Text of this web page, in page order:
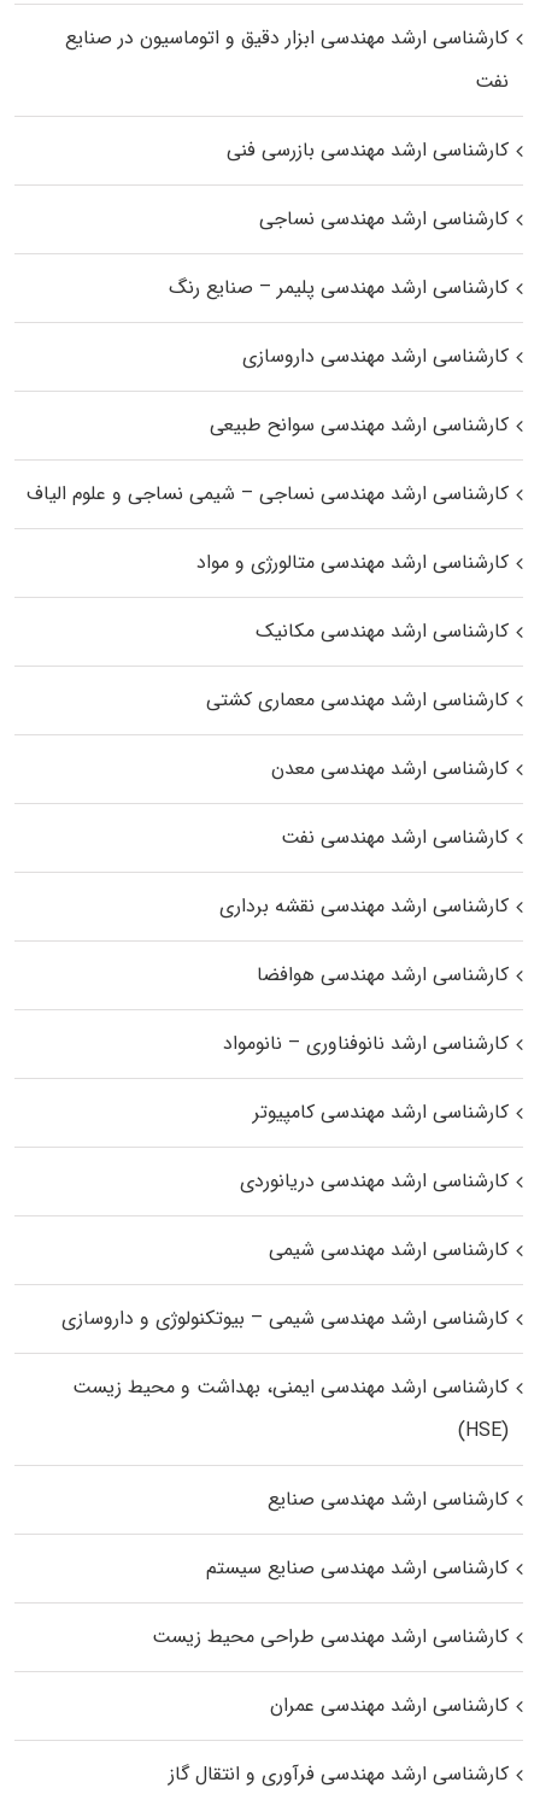
کارشناسی ارشد مهندسی ابزار دقیق و اتوماسیون در صنایع
نفت
کارشناسی ارشد مهندسی بازرسی فنی
کارشناسی ارشد مهندسی نساجی
کارشناسی ارشد مهندسی پلیمر – صنایع رنگ
کارشناسی ارشد مهندسی داروسازی
کارشناسی ارشد مهندسی سوانح طبیعی
کارشناسی ارشد مهندسی نساجی – شیمی نساجی و علوم الیاف
کارشناسی ارشد مهندسی متالورژی و مواد
کارشناسی ارشد مهندسی مکانیک
کارشناسی ارشد مهندسی معماری کشتی
کارشناسی ارشد مهندسی معدن
کارشناسی ارشد مهندسی نفت
کارشناسی ارشد مهندسی نقشه برداری
کارشناسی ارشد مهندسی هوافضا
کارشناسی ارشد نانوفناوری – نانومواد
کارشناسی ارشد مهندسی کامپیوتر
کارشناسی ارشد مهندسی دریانوردی
کارشناسی ارشد مهندسی شیمی
کارشناسی ارشد مهندسی شیمی – بیوتکنولوژی و داروسازی
کارشناسی ارشد مهندسی ایمنی، بهداشت و محیط زیست
(HSE)
کارشناسی ارشد مهندسی صنایع
کارشناسی ارشد مهندسی صنایع سیستم
کارشناسی ارشد مهندسی طراحی محیط زیست
کارشناسی ارشد مهندسی عمران
کارشناسی ارشد مهندسی فرآوری و انتقال گاز